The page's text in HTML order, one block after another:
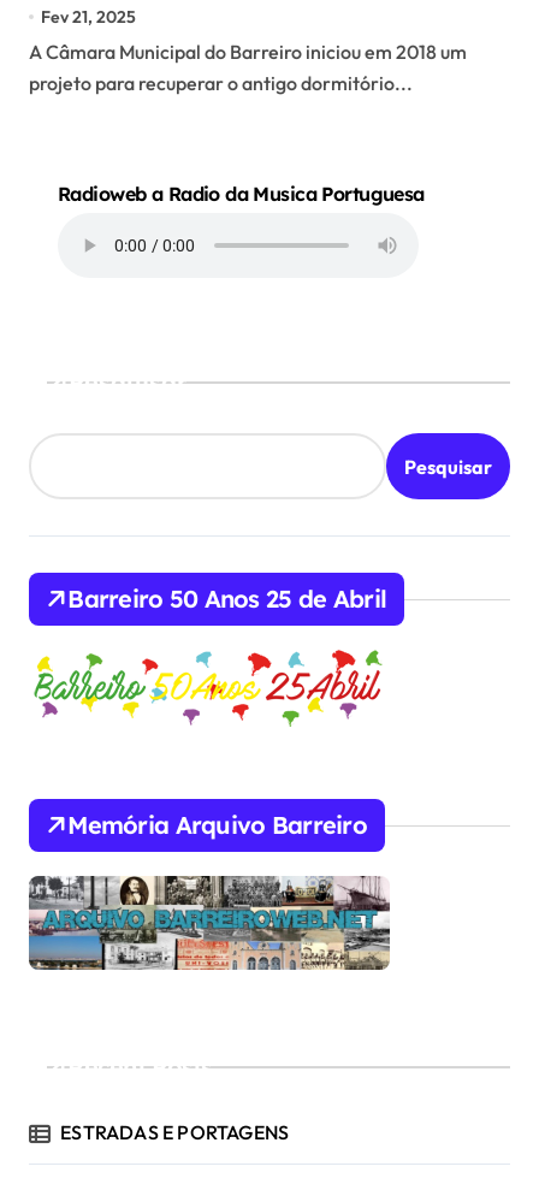
Fev 21, 2025
A Câmara Municipal do Barreiro iniciou em 2018 um
projeto para recuperar o antigo dormitório...
Radioweb a Radio da Musica Portuguesa
Pesquisar
Pesquisar
Barreiro 50 Anos 25 de Abril
Memória Arquivo Barreiro
Recent Posts
ESTRADAS E PORTAGENS